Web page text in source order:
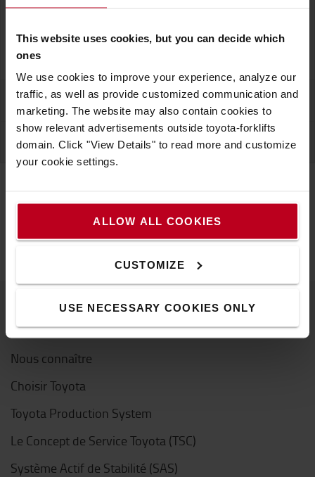
This website uses cookies, but you can decide which
ones
We use cookies to improve your experience, analyze our
traffic, as well as provide customized communication and
marketing. The website may also contain cookies to
show relevant advertisements outside toyota-forklifts
domain. Click "View Details" to read more and customize
your cookie settings.
ALLOW ALL COOKIES
CUSTOMIZE
USE NECESSARY COOKIES ONLY
le Gestionnaire ADV détient un rôle clé dans
l’organisation commerciale.
Gestionnaire flottes et énergie
Contrôleur de gestion
POSTULER EN LIGNE
À propos de Toyota
Nous connaître
Choisir Toyota
Toyota Production System
Le Concept de Service Toyota (TSC)
Système Actif de Stabilité (SAS)